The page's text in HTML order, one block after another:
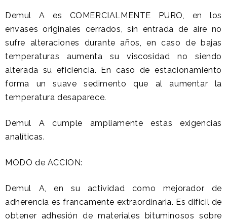
Demul A es COMERCIALMENTE PURO, en los
envases originales cerrados, sin entrada de aire no
sufre alteraciones durante años, en caso de bajas
temperaturas aumenta su viscosidad no siendo
alterada su eficiencia. En caso de estacionamiento
forma un suave sedimento que al aumentar la
temperatura desaparece.
Demul A cumple ampliamente estas exigencias
analíticas.
MODO de ACCION:
Demul A, en su actividad como mejorador de
adherencia es francamente extraordinaria. Es dificil de
obtener adhesión de materiales bituminosos sobre